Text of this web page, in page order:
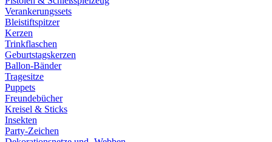
Verankerungssets
Bleistiftspitzer
Kerzen
Trinkflaschen
Geburtstagskerzen
Ballon-Bänder
Tragesitze
Puppets
Freundebücher
Kreisel & Sticks
Insekten
Party-Zeichen